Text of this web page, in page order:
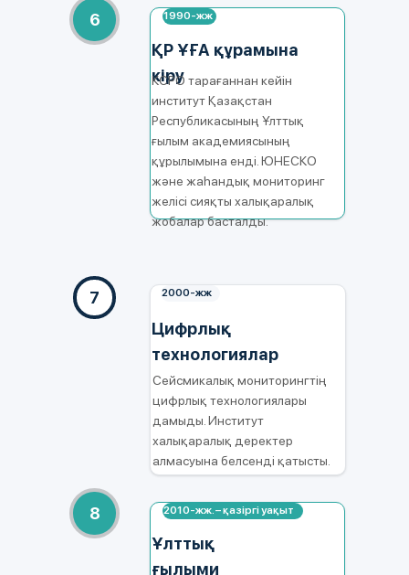
1990-жж
ҚР ҰҒА құрамына
кіру
КСРО тарағаннан кейін
институт Қазақстан
Республикасының Ұлттық
ғылым академиясының
құрылымына енді. ЮНЕСКО
және жаһандық мониторинг
желісі сияқты халықаралық
жобалар басталды.
6
2000-жж
Цифрлық
технологиялар
Сейсмикалық мониторингтің
цифрлық технологиялары
дамыды. Институт
халықаралық деректер
алмасуына белсенді қатысты.
7
2010‑жж. – қазіргі уақыт
Ұлттық
ғылыми
8